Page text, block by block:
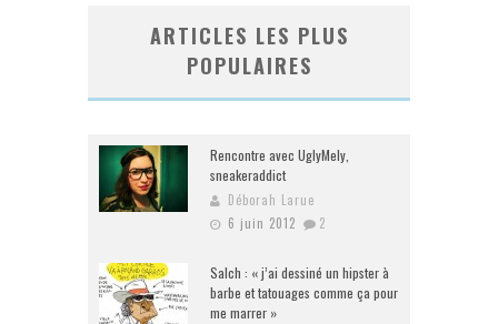
ARTICLES LES PLUS
POPULAIRES
Rencontre avec UglyMely,
sneakeraddict
Déborah Larue
6 juin 2012
2
Salch : « j’ai dessiné un hipster à
barbe et tatouages comme ça pour
me marrer »